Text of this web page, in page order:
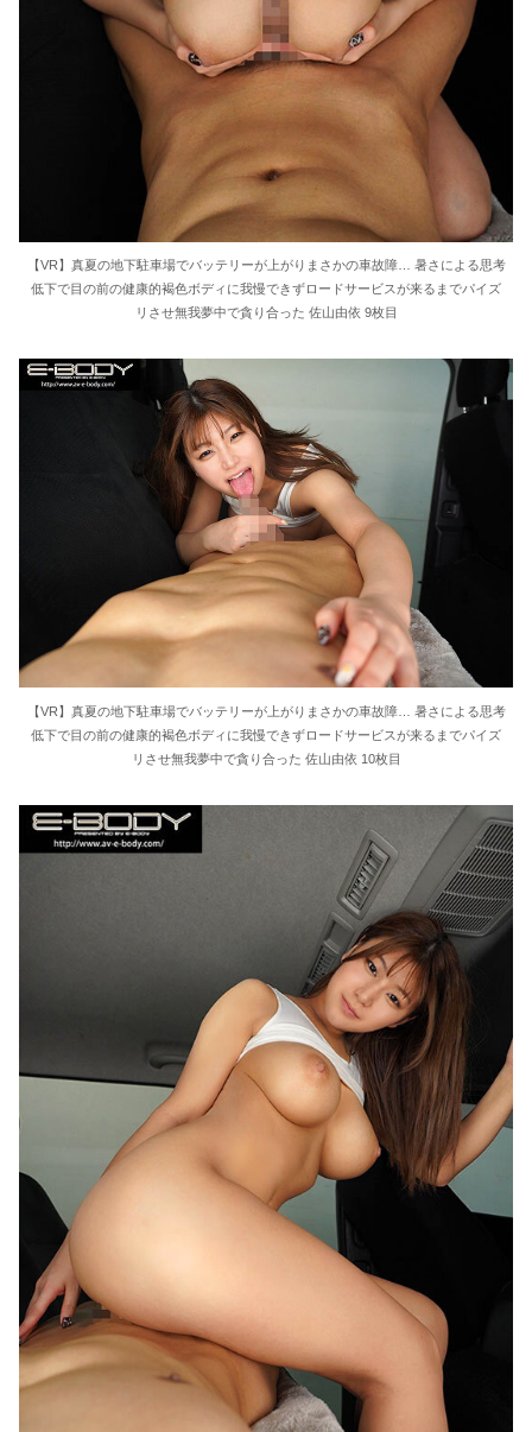
【VR】真夏の地下駐車場でバッテリーが上がりまさかの車故障… 暑さによる思考
低下で目の前の健康的褐色ボディに我慢できずロードサービスが来るまでパイズ
リさせ無我夢中で貪り合った 佐山由依 9枚目
【VR】真夏の地下駐車場でバッテリーが上がりまさかの車故障… 暑さによる思考
低下で目の前の健康的褐色ボディに我慢できずロードサービスが来るまでパイズ
リさせ無我夢中で貪り合った 佐山由依 10枚目